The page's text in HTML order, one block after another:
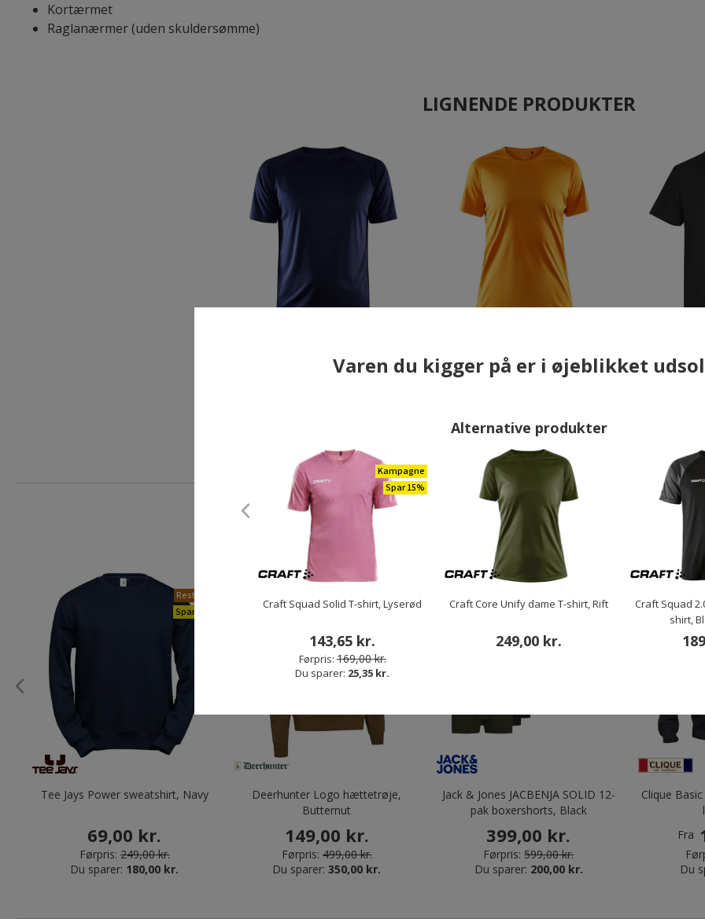
Kortærmet
Raglanærmer (uden skuldersømme)
LIGNENDE PRODUKTER
Craft Core Unify T-shirt, Navy
Craft Core Unify dame T-shirt,
ID T-
ANDRE HAR OGSÅ KØBT
Restparti
Spar 72%
Tee Jays Power sweatshirt, Navy
69,00 kr.
Førpris: 249,00 kr.
Du sparer: 180,00 kr.
Spar 70%
Deerhunter Logo hættetrøje,
Butternut
149,00 kr.
Førpris: 499,00 kr.
Du sparer:350,00 kr.
Spar 33%
Jack & Jones JACBENJA SOLID 12-
pak boxershorts, Black
399,00 kr.
Førpris: 599,00 kr.
Du sparer: 200,00 kr.
Clique
Fra
Du
Varen du kigger på er i øjeblikket
Alternative produkter
Kampagne
Spar 15%
Craft Squad Solid T-shirt, Lyserød
143,65 kr.
Førpris: 169,00 kr.
Du sparer: 25,35 kr.
Craft Core Unify dame T-shirt, Rift
249,00 kr.
Craft Squad
shirt,